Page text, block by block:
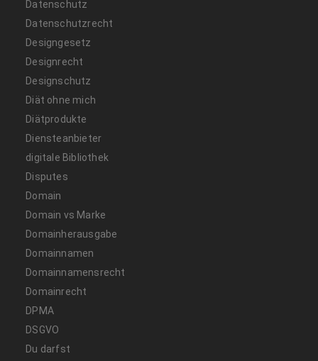
Datenschutz
Datenschutzrecht
Designgesetz
Designrecht
Designschutz
Diät ohne mich
Diätprodukte
Diensteanbieter
digitale Bibliothek
Disputes
Domain
Domain vs Marke
Domainherausgabe
Domainnamen
Domainnamensrecht
Domainrecht
DPMA
DSGVO
Du darfst